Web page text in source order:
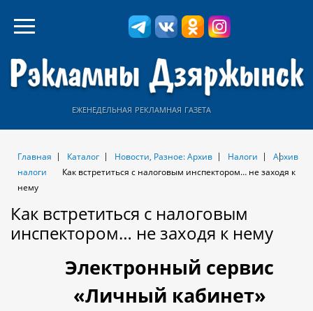
еженедельная рекламная газета
Главная Каталог Новости, Разное: Архив Налоги
Архив
налоги
Как встретиться с налоговым инспектором… не заходя к
нему
Как встретиться с налоговым
инспектором… не заходя к нему
Электронный сервис
«Личный кабинет»